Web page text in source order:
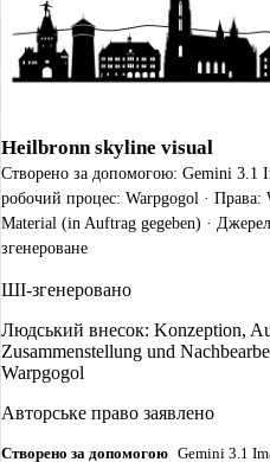
Heilbronn skyline visual
Створено за допомогою: Gemini 3.1
робочий процес: Warpgogol · Права:
Material (in Auftrag gegeben) ·
згенероване
ШІ-згенеровано
Людський внесок: Konzeption,
Zusammenstellung und
Warpgogol
Авторське право заявлено
Створено за допомогою Gemini 3.1